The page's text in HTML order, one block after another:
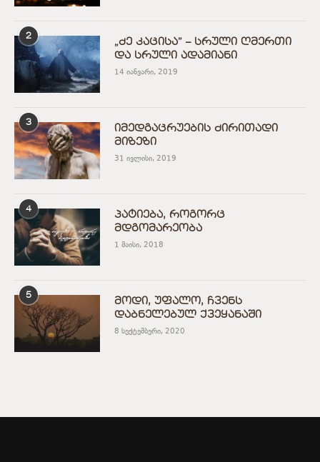
2
„ძე კაცისა” – სრული ღმერთი
და სრული ადამიანი
14 იანვარი, 2019
3
იმედგაცრუების ძირითადი
მიზეზი
31 ივლისი, 2019
4
პატიება, როგორც
მდგომარეობა
1 მაისი, 2018
5
მოდი, უფალო, ჩვენს
დაბნელებულ ქვეყანაში
8 სექტემბერი, 2020